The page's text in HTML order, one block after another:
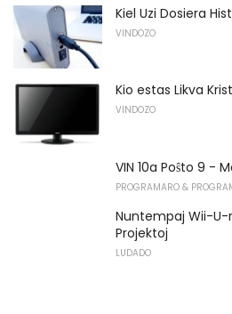
Kiel Uzi Dosiera
VINDOZO
Kio estas Likva
VINDOZO
VIN 10a Poŝto 9 -
PROGRAMARO &
Nuntempaj Wii-
Projektoj
LUDADO